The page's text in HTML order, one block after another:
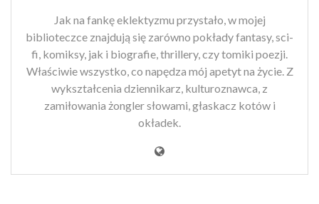
Jak na fankę eklektyzmu przystało, w mojej
biblioteczce znajdują się zarówno pokłady fantasy, sci-
fi, komiksy, jak i biografie, thrillery, czy tomiki poezji.
Właściwie wszystko, co napędza mój apetyt na życie. Z
wykształcenia dziennikarz, kulturoznawca, z
zamiłowania żongler słowami, głaskacz kotów i
okładek.